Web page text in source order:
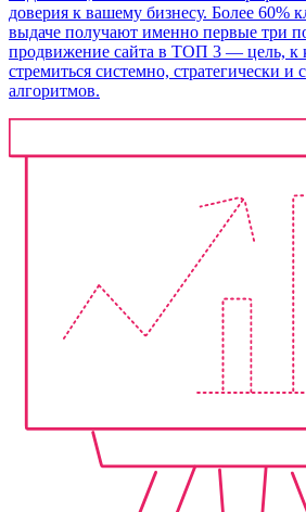
доверия к вашему бизнесу. Более 60%
выдаче получают именно первые три
продвижение сайта в ТОП 3 — цель, к
стремиться системно, стратегически
алгоритмов.